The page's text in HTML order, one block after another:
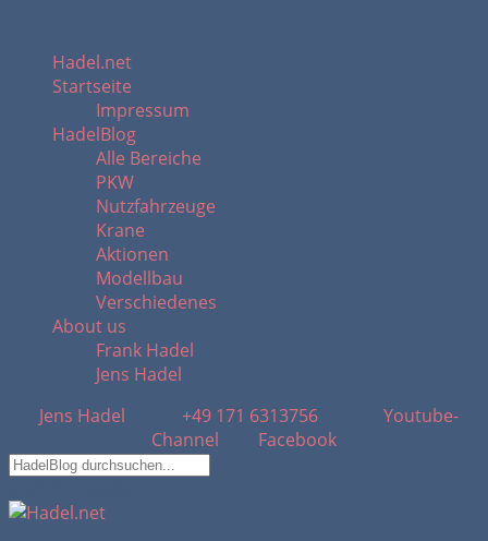
Hadel.net
Startseite
Impressum
HadelBlog
Alle Bereiche
PKW
Nutzfahrzeuge
Krane
Aktionen
Modellbau
Verschiedenes
About us
Frank Hadel
Jens Hadel
Jens Hadel
+49 171 6313756
Youtube-
Channel
Facebook